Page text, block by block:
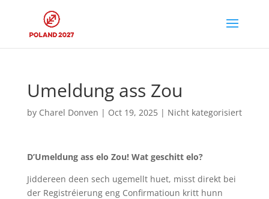
Umeldung ass Zou
by Charel Donven | Oct 19, 2025| Nicht kategorisiert
D’Umeldung ass elo Zou! Wat geschitt elo?
Jiddereen deen sech ugemellt huet, misst direkt bei
der Registréierung eng Confirmatioun kritt hunn